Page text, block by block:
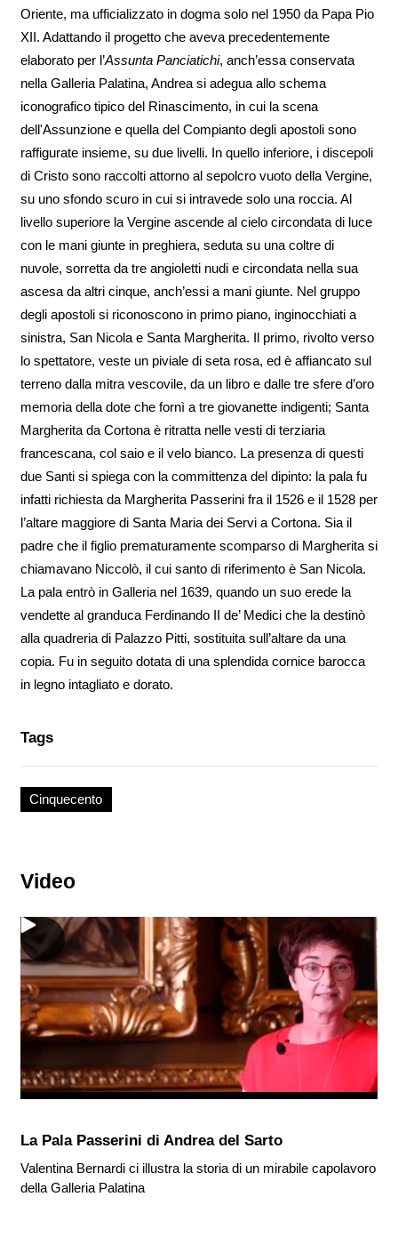
Oriente, ma ufficializzato in dogma solo nel 1950 da Papa Pio
XII. Adattando il progetto che aveva precedentemente
elaborato per l’Assunta Panciatichi, anch’essa conservata
nella Galleria Palatina, Andrea si adegua allo schema
iconografico tipico del Rinascimento, in cui la scena
dell'Assunzione e quella del Compianto degli apostoli sono
raffigurate insieme, su due livelli. In quello inferiore, i discepoli
di Cristo sono raccolti attorno al sepolcro vuoto della Vergine,
su uno sfondo scuro in cui si intravede solo una roccia. Al
livello superiore la Vergine ascende al cielo circondata di luce
con le mani giunte in preghiera, seduta su una coltre di
nuvole, sorretta da tre angioletti nudi e circondata nella sua
ascesa da altri cinque, anch’essi a mani giunte. Nel gruppo
degli apostoli si riconoscono in primo piano, inginocchiati a
sinistra, San Nicola e Santa Margherita. Il primo, rivolto verso
lo spettatore, veste un piviale di seta rosa, ed è affiancato sul
terreno dalla mitra vescovile, da un libro e dalle tre sfere d’oro
memoria della dote che fornì a tre giovanette indigenti; Santa
Margherita da Cortona è ritratta nelle vesti di terziaria
francescana, col saio e il velo bianco. La presenza di questi
due Santi si spiega con la committenza del dipinto: la pala fu
infatti richiesta da Margherita Passerini fra il 1526 e il 1528 per
l’altare maggiore di Santa Maria dei Servi a Cortona. Sia il
padre che il figlio prematuramente scomparso di Margherita si
chiamavano Niccolò, il cui santo di riferimento è San Nicola.
La pala entrò in Galleria nel 1639, quando un suo erede la
vendette al granduca Ferdinando II de’ Medici che la destinò
alla quadreria di Palazzo Pitti, sostituita sull’altare da una
copia. Fu in seguito dotata di una splendida cornice barocca
in legno intagliato e dorato.
Tags
Cinquecento
Video
La Pala Passerini di Andrea del Sarto
Valentina Bernardi ci illustra la storia di un mirabile capolavoro
della Galleria Palatina